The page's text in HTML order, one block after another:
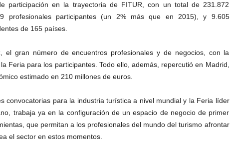
participación en la trayectoria de FITUR, con un total de 231.872
profesionales participantes (un 2% más que en 2015), y 9.605
de 165 países.
el gran número de encuentros profesionales y de negocios, con la
Feria para los participantes. Todo ello, además, repercutió en Madrid,
estimado en 210 millones de euros.
convocatorias para la industria turística a nivel mundial y la Feria líder
trabaja ya en la configuración de un espacio de negocio de primer
que permitan a los profesionales del mundo del turismo afrontar
el sector en estos momentos.